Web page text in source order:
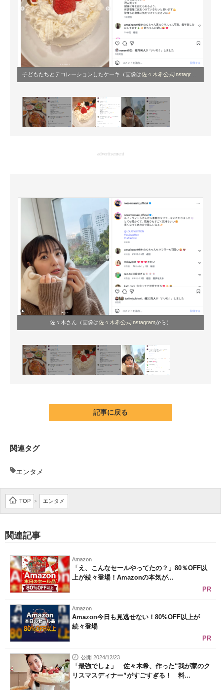
電子設計の基本と応用
エネルギーの専門メディア
建設×テクノロジーの最前線
ちょっと気になるネットの話題
子どもたちとデコレーションしたケーキ（画像は佐々木希公式Instagram
advertisement
佐々木さん（画像は佐々木希公式Instagramから）
記事に戻る
関連タグ
エンタメ
TOP > エンタメ
関連記事
Amazon
「え、こんなセールやってたの？」80％OFF以
上が続々登場！Amazonの本気が...
PR
Amazon
Amazon今日も見逃せない！80%OFF以上が
続々登場
PR
公開 2024/12/23
「最強でしょ」 佐々木希、作った“我が家のク
リスマスディナー”がすごすぎる！ 料...